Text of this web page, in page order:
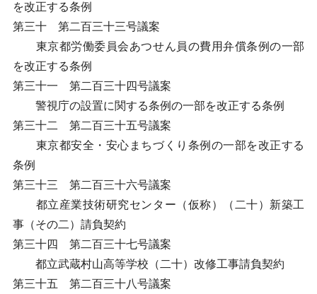
を改正する条例
第三十 第二百三十三号議案
東京都労働委員会あつせん員の費用弁償条例の一部
を改正する条例
第三十一 第二百三十四号議案
警視庁の設置に関する条例の一部を改正する条例
第三十二 第二百三十五号議案
東京都安全・安心まちづくり条例の一部を改正する
条例
第三十三 第二百三十六号議案
都立産業技術研究センター（仮称）（二十）新築工
事（その二）請負契約
第三十四 第二百三十七号議案
都立武蔵村山高等学校（二十）改修工事請負契約
第三十五 第二百三十八号議案